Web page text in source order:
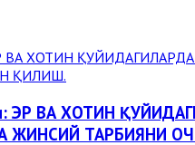
ЭР ВА ХОТИН
ЖИНСИЙ ТАРБИЯНИ